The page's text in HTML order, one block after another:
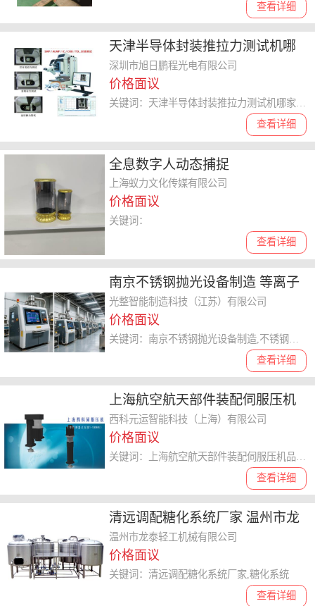
查看详细
天津半导体封装推拉力测试机哪
家专业 推拉力机 深圳市旭日鹏程
光电供应
深圳市旭日鹏程光电有限公司
价格面议
查看详细
全息数字人动态捕捉
上海蚁力文化传媒有限公司
价格面议
查看详细
关键词：
南京不锈钢抛光设备制造 等离子
抛光 光整智能制造科技供应
光整智能制造科技（江苏）有限公司
价格面议
查看详细
上海航空航天部件装配伺服压机
品牌 西科元运智能科技供应
西科元运智能科技（上海）有限公司
价格面议
查看详细
清远调配糖化系统厂家 温州市龙
泰轻工机械供应
温州市龙泰轻工机械有限公司
价格面议
查看详细
关键词：清远调配糖化系统厂家,糖化系统